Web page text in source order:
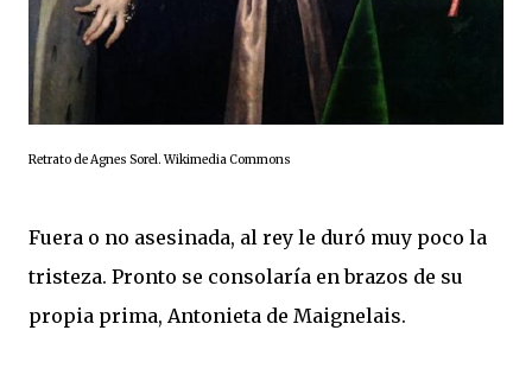
Retrato de Agnes Sorel. Wikimedia Commons
Fuera o no asesinada, al rey le duró muy poco la
tristeza. Pronto se consolaría en brazos de su
propia prima, Antonieta de Maignelais.